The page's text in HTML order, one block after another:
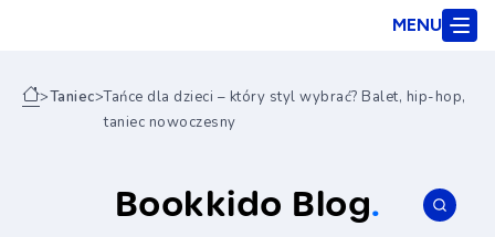
MENU
>Taniec>Tańce dla dzieci – który styl wybrać? Balet, hip-hop,
taniec nowoczesny
Bookkido Blog.